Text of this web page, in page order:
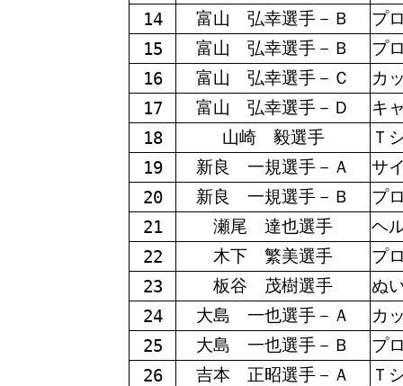
14
富山 弘幸選手－Ｂ
プ
15
富山 弘幸選手－Ｂ
プ
16
富山 弘幸選手－Ｃ
カ
17
富山 弘幸選手－Ｄ
キ
18
山崎 毅選手
Ｔ
19
新良 一規選手－Ａ
サ
20
新良 一規選手－Ｂ
プ
21
瀬尾 達也選手
ヘ
22
木下 繁美選手
プ
23
板谷 茂樹選手
ぬ
24
大島 一也選手－Ａ
カ
25
大島 一也選手－Ｂ
プ
26
吉本 正昭選手－Ａ
Ｔ